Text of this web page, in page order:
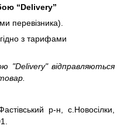
“Delivery”
перевізника).
з тарифами
"Delivery" відправляються
р-н, с.Новосілки,